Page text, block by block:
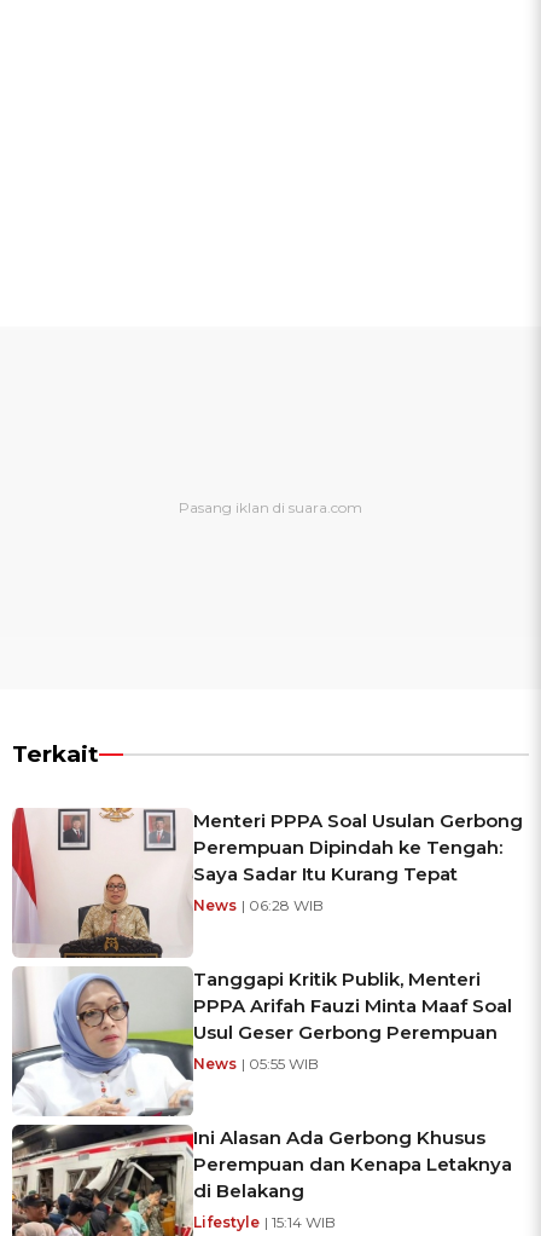
Terkait
Menteri PPPA Soal Usulan Gerbong
Perempuan Dipindah ke Tengah:
Saya Sadar Itu Kurang Tepat
News | 06:28 WIB
Tanggapi Kritik Publik, Menteri
PPPA Arifah Fauzi Minta Maaf Soal
Usul Geser Gerbong Perempuan
News | 05:55 WIB
Ini Alasan Ada Gerbong Khusus
Perempuan dan Kenapa Letaknya
di Belakang
Lifestyle | 15:14 WIB